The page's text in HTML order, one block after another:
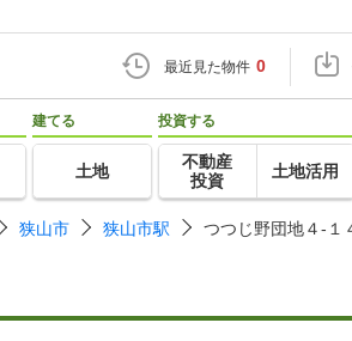
最近見た物件 0
建てる
土地
投資する
不動産
投資
土地活用
狭山市 狭山市駅 つつじ野団地４-１